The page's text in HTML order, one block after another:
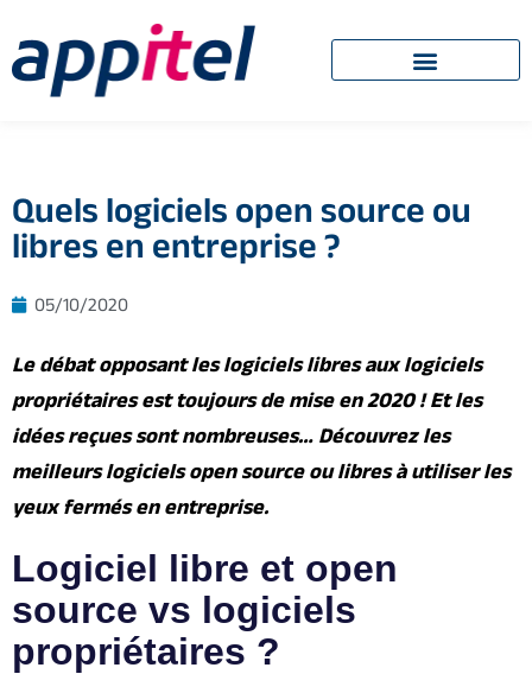
Quels logiciels open source ou
libres en entreprise ?
05/10/2020
Le débat opposant les logiciels libres aux logiciels
propriétaires est toujours de mise en 2020 ! Et les
idées reçues sont nombreuses… Découvrez les
meilleurs logiciels open source ou libres à utiliser les
yeux fermés en entreprise.
Logiciel libre et open
source vs logiciels
propriétaires ?